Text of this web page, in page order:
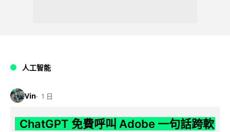
人工智能
Vin 1 日
ChatGPT 免費呼叫 Adobe 一句話跨軟